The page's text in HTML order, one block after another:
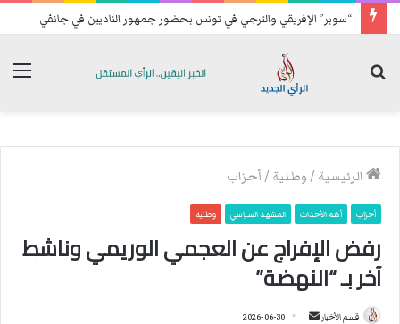
“سوبر” الإفريقي والترجي في تونس بحضور جمهور الناديين في جانفي
الرئيسية /وطنية /أحزاب
أحزاب أهم الأحداث المشهد السياسي وطنية
رفض الإفراج عن العجمي الوريمي وناشط
آخر بـ “النهضة”
قسم الأخبار 2026-06-30